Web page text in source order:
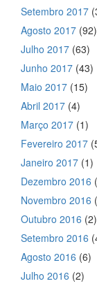
Setembro 2017
Agosto 2017 (92)
Julho 2017 (63)
Junho 2017 (43)
Maio 2017 (15)
Abril 2017 (4)
Março 2017 (1)
Fevereiro 2017
Janeiro 2017 (1)
Dezembro 2016
Novembro 2016
Outubro 2016 (2)
Setembro 2016
Agosto 2016 (6)
Julho 2016 (2)